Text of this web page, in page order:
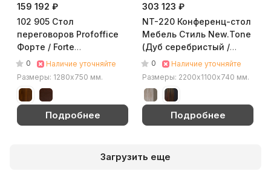
159 192 ₽
102 905 Стол
переговоров Profoffice
Форте / Forte
(Палисандр)
0
Наличие уточняйте
Размеры: 1280x750 мм.
Подробнее
303 123 ₽
NT-220 Конференц-стол
Мебель Стиль New.Tone
(Дуб серебристый /
стоун)
0
Наличие уточняйте
Размеры: 2200х1100х740 мм.
Подробнее
Загрузить еще